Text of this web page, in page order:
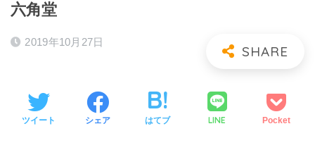
六角堂
2019年10月27日
ツイート シェア はてブ LINE Pocket